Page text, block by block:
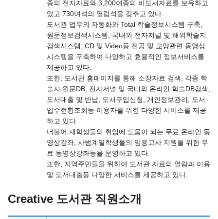
종의 전자자료와 3,200여종의 비도서자료를 보유하고
있고 730여석의 열람석을 갖추고 있다.
도서관 업무의 자동화와 Total 학술정보시스템 구축,
원문정보검색시스템, 국내외 전자저널 및 해외학술지
검색시스템, CD 및 Video등 전공 및 교양관련 동영상
시스템을 구축하여 다양하고 효율적인 정보서비스를
제공하고 있다.
또한, 도서관 홈페이지를 통해 소장자료 검색, 각종 학
술지 원문DB, 전자저널 및 국내외 온라인 학술DB검색,
도서대출 및 반납, 도서구입신청, 개인정보관리, 도서
입수현황조회등 이용자를 위한 다양한 서비스를 제공
하고 있다.
더불어 재학생들의 취업에 도움이 되는 무료 온라인 동
영상강좌, 사범계열학생들의 임용고사 지원을 위한 무
료 동영상강좌등을 운영하고 있다.
또한, 지역주민들을 위하여 도서관 자료의 열람과 이용
및 도서대출등 다양한 서비스를 제공하고 있다.
Creative 도서관 직원소개